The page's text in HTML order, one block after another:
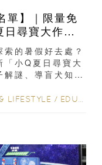
單】｜限量免
日尋寶大作
範＋古蹟尋
的暑假好去處？
「小Q夏日尋寶大
謎、導盲犬知識
LIFESTYLE / EDUCATION